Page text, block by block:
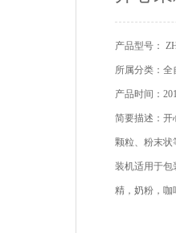
产品型号：
所属分类：
产品时间：
简要描述：开
颗粒、粉末状
装机适用于包
精，奶粉，咖